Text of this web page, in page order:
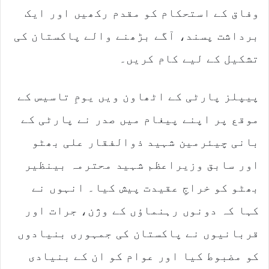
وفاق کے استحکام کو مقدم رکھیں اور ایک
برداشت پسند، آگے بڑھنے والے پاکستان کی
تشکیل کے لیے کام کریں۔
پیپلز پارٹی کے اٹھاون ویں یومِ تاسیس کے
موقع پر اپنے پیغام میں صدر نے پارٹی کے
بانی چیئرمین شہید ذوالفقار علی بھٹو
اور سابق وزیراعظم شہید محترمہ بینظیر
بھٹو کو خراجِ عقیدت پیش کیا۔ انہوں نے
کہا کہ دونوں رہنماؤں کے وژن، جرات اور
قربانیوں نے پاکستان کی جمہوری بنیادوں
کو مضبوط کیا اور عوام کو ان کے بنیادی